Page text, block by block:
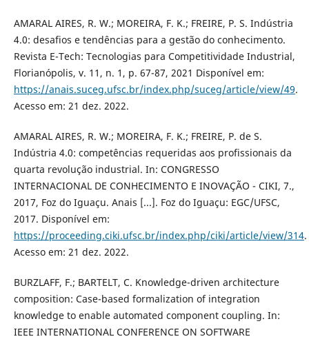
AMARAL AIRES, R. W.; MOREIRA, F. K.; FREIRE, P. S. Indústria
4.0: desafios e tendências para a gestão do conhecimento.
Revista E-Tech: Tecnologias para Competitividade Industrial,
Florianópolis, v. 11, n. 1, p. 67-87, 2021 Disponível em:
https://anais.suceg.ufsc.br/index.php/suceg/article/view/49.
Acesso em: 21 dez. 2022.
AMARAL AIRES, R. W.; MOREIRA, F. K.; FREIRE, P. de S.
Indústria 4.0: competências requeridas aos profissionais da
quarta revolução industrial. In: CONGRESSO
INTERNACIONAL DE CONHECIMENTO E INOVAÇÃO - CIKI, 7.,
2017, Foz do Iguaçu. Anais [...]. Foz do Iguaçu: EGC/UFSC,
2017. Disponível em:
https://proceeding.ciki.ufsc.br/index.php/ciki/article/view/314.
Acesso em: 21 dez. 2022.
BURZLAFF, F.; BARTELT, C. Knowledge-driven architecture
composition: Case-based formalization of integration
knowledge to enable automated component coupling. In:
IEEE INTERNATIONAL CONFERENCE ON SOFTWARE